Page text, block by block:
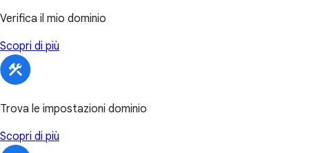
Verifica il mio dominio
Scopri di più
Trova le impostazioni dominio
Scopri di più